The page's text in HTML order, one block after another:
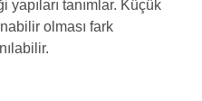
yapıları tanımlar. Küçük
olması fark